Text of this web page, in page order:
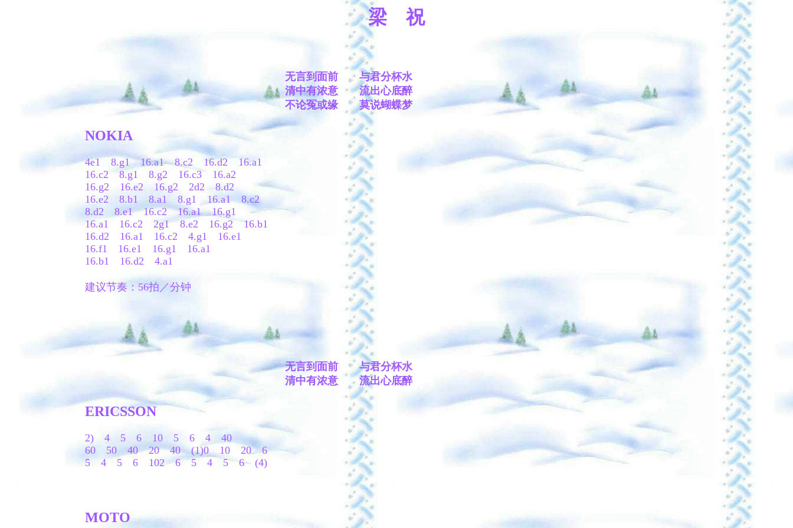
梁 祝
无言到面前 与君分杯水
清中有浓意 流出心底醉
不论冤或缘 莫说蝴蝶梦
NOKIA
4e1 8.g1 16.a1 8.c2 16.d2 16.a1
16.c2 8.g1 8.g2 16.c3 16.a2
16.g2 16.e2 16.g2 2d2 8.d2
16.e2 8.b1 8.a1 8.g1 16.a1 8.c2
8.d2 8.e1 16.c2 16.a1 16.g1
16.a1 16.c2 2g1 8.e2 16.g2 16.b1
16.d2 16.a1 16.c2 4.g1 16.e1
16.f1 16.e1 16.g1 16.a1
16.b1 16.d2 4.a1
建议节奏：56拍／分钟
无言到面前 与君分杯水
清中有浓意 流出心底醉
ERICSSON
2) 4 5 6 10 5 6 4 40
60 50 40 20 40 (1)0 10 20 6
5 4 5 6 102 6 5 4 5 6 (4)
MOTO